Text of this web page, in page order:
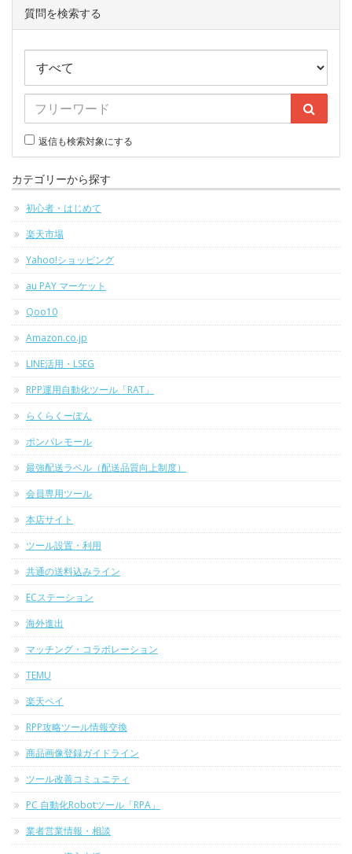
質問を検索する
返信も検索対象にする
カテゴリーから探す
初心者・はじめて
楽天市場
Yahoo!ショッピング
au PAY マーケット
Qoo10
Amazon.co.jp
LINE活用・LSEG
RPP運用自動化ツール「RAT」
らくらくーぽん
ポンパレモール
最強配送ラベル（配送品質向上制度）
会員専用ツール
本店サイト
ツール設置・利用
共通の送料込みライン
ECステーション
海外進出
マッチング・コラボレーション
TEMU
楽天ペイ
RPP攻略ツール情報交換
商品画像登録ガイドライン
ツール改善コミュニティ
PC 自動化Robotツール「RPA」
業者営業情報・相談